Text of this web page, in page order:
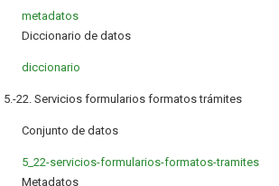
metadatos
Diccionario de datos
diccionario
5.-22. Servicios formularios formatos trámites
Conjunto de datos
5_22-servicios-formularios-formatos-tramites
Metadatos